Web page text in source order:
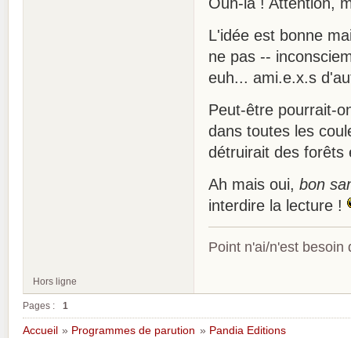
Ouh-là ! Attention,
L'idée est bonne
ne pas --
euh... ami.e.x.s
Peut-être pourrait-
dans toutes les
détruirait des forêts
Ah mais oui, bon
interdire la lecture !
Point n'ai/n'est besoin
Hors ligne
Pages : 1
Accueil » Programmes de parution » Pandia Editions